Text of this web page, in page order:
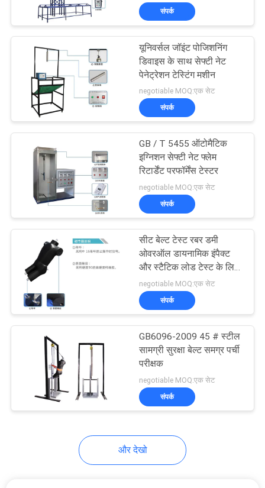
धातु डिटेक्टर मशीन
पर्यावरण परीक्षण के चैम्बर
पैकेजिंग परीक्षण उपकरण
हेलमेट परीक्षण मशीन
संपर्क
यूनिवर्सल जॉइंट पोजिशनिंग
डिवाइस के साथ सेफ्टी नेट
पेनेट्रेशन टेस्टिंग मशीन
negotiable MOQ:एक सेट
संपर्क
GB / T 5455 ऑटोमैटिक
इग्निशन सेफ्टी नेट फ्लेम
रिटार्डेंट परफॉर्मेंस टेस्टर
negotiable MOQ:एक सेट
संपर्क
सीट बेल्ट टेस्ट रबर डमी
ओवरऑल डायनामिक इंपैक्ट
और स्टैटिक लोड टेस्ट के लिए
उपयोग किया जाता है
negotiable MOQ:एक सेट
संपर्क
GB6096-2009 45 # स्टील
सामग्री सुरक्षा बेल्ट समग्र पर्ची
परीक्षक
negotiable MOQ:एक सेट
संपर्क
और देखो